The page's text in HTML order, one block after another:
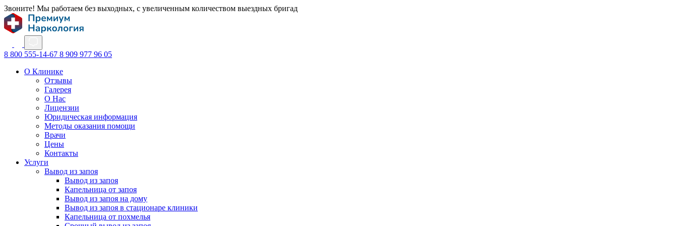
Звоните! Мы работаем без выходных, с увеличенным количеством выездных бригад
8 800 555-14-67 8 909 977 96 05
О Клинике
Отзывы
Галерея
О Нас
Лицензии
Юридическая информация
Методы оказания помощи
Врачи
Цены
Контакты
Услуги
Вывод из запоя
Вывод из запоя
Капельница от запоя
Вывод из запоя на дому
Вывод из запоя в стационаре клиники
Капельница от похмелья